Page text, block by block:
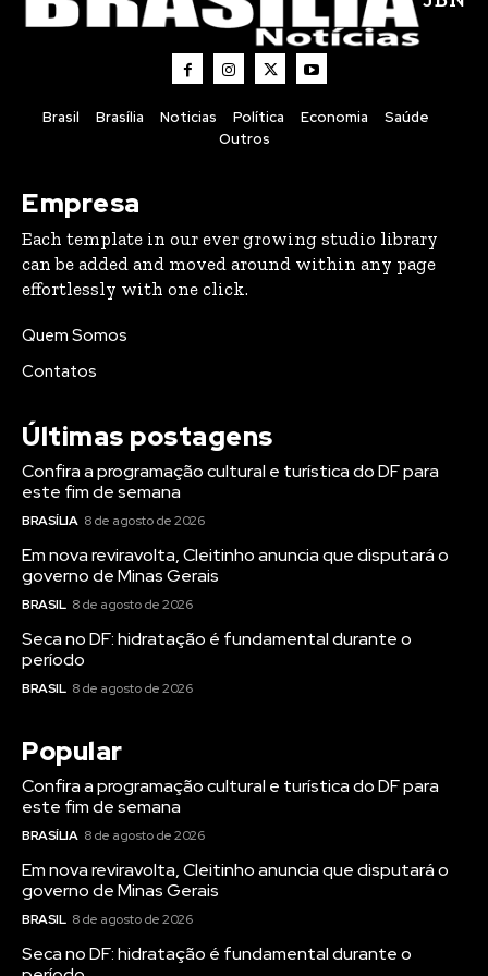
Brasil Brasília Noticias Política Economia
Saúde
Outros
Empresa
Each template in our ever growing studio library
can be added and moved around within any page
effortlessly with one click.
Quem Somos
Contatos
Últimas postagens
Confira a programação cultural e turística do DF para
este fim de semana
BRASÍLIA 8 de agosto de 2026
Em nova reviravolta, Cleitinho anuncia que disputará o
governo de Minas Gerais
BRASIL 8 de agosto de 2026
Seca no DF: hidratação é fundamental durante o
período
BRASIL 8 de agosto de 2026
Popular
Confira a programação cultural e turística do DF para
este fim de semana
BRASÍLIA 8 de agosto de 2026
Em nova reviravolta, Cleitinho anuncia que disputará o
governo de Minas Gerais
BRASIL 8 de agosto de 2026
Seca no DF: hidratação é fundamental durante o